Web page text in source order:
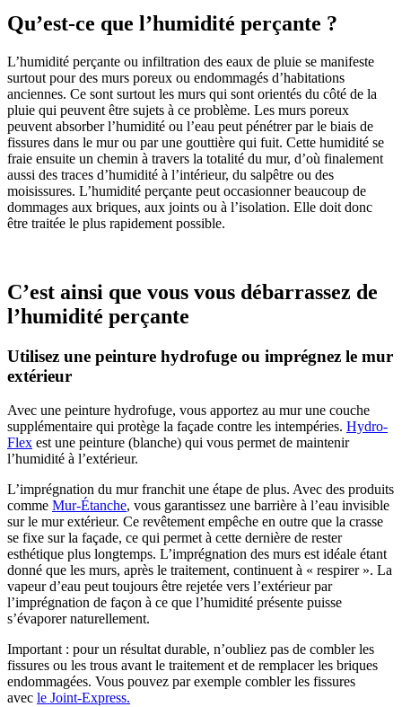
Qu’est-ce que l’humidité perçante ?
L’humidité perçante ou infiltration des eaux de pluie se manifeste
surtout pour des murs poreux ou endommagés d’habitations
anciennes. Ce sont surtout les murs qui sont orientés du côté de la
pluie qui peuvent être sujets à ce problème. Les murs poreux
peuvent absorber l’humidité ou l’eau peut pénétrer par le biais de
fissures dans le mur ou par une gouttière qui fuit. Cette humidité se
fraie ensuite un chemin à travers la totalité du mur, d’où finalement
aussi des traces d’humidité à l’intérieur, du salpêtre ou des
moisissures. L’humidité perçante peut occasionner beaucoup de
dommages aux briques, aux joints ou à l’isolation. Elle doit donc
être traitée le plus rapidement possible.
C’est ainsi que vous vous débarrassez de
l’humidité perçante
Utilisez une peinture hydrofuge ou imprégnez le mur
extérieur
Avec une peinture hydrofuge, vous apportez au mur une couche
supplémentaire qui protège la façade contre les intempéries. Hydro-
Flex est une peinture (blanche) qui vous permet de maintenir
l’humidité à l’extérieur.
L’imprégnation du mur franchit une étape de plus. Avec des produits
comme Mur-Étanche, vous garantissez une barrière à l’eau invisible
sur le mur extérieur. Ce revêtement empêche en outre que la crasse
se fixe sur la façade, ce qui permet à cette dernière de rester
esthétique plus longtemps. L’imprégnation des murs est idéale étant
donné que les murs, après le traitement, continuent à « respirer ». La
vapeur d’eau peut toujours être rejetée vers l’extérieur par
l’imprégnation de façon à ce que l’humidité présente puisse
s’évaporer naturellement.
Important : pour un résultat durable, n’oubliez pas de combler les
fissures ou les trous avant le traitement et de remplacer les briques
endommagées. Vous pouvez par exemple combler les fissures
avec le Joint-Express.